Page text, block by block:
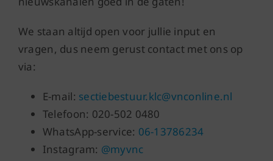
We staan altijd open voor jullie input en
vragen, dus neem gerust contact met ons op
via:
E-mail: sectiebestuur.klc@vnconline.nl
Telefoon: 020-502 0480
WhatsApp-service: 06-13786234
Instagram: @myvnc